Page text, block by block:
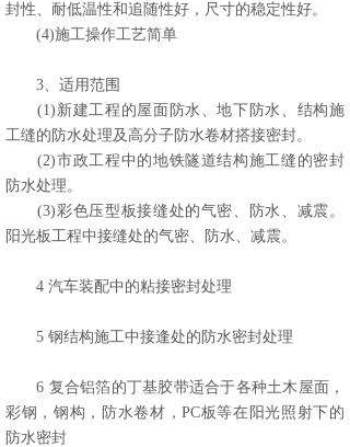
封性、耐低温性和追随性好，尺寸的稳定性好。
(4)施工操作工艺简单
3、适用范围
(1)新建工程的屋面防水、地下防水、结构施
工缝的防水处理及高分子防水卷材搭接密封。
(2)市政工程中的地铁隧道结构施工缝的密封
防水处理。
(3)彩色压型板接缝处的气密、防水、减震。
阳光板工程中接缝处的气密、防水、减震。
4 汽车装配中的粘接密封处理
5 钢结构施工中接逢处的防水密封处理
6 复合铝箔的丁基胶带适合于各种土木屋面，
彩钢，钢构，防水卷材，PC板等在阳光照射下的
防水密封